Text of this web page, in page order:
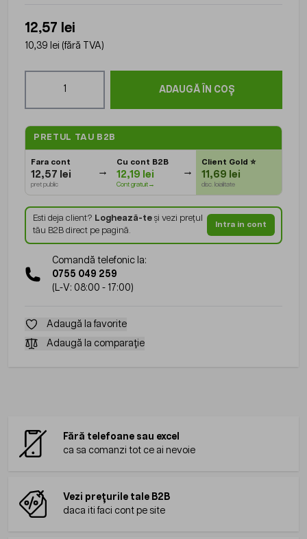
12,57 lei
10,39 lei (fără TVA)
ADAUGĂ ÎN COȘ
PRETUL TAU B2B
Fara cont
12,57 lei
pret public
Cu cont B2B
12,19 lei
Cont gratuit→
Client Gold⭐
11,69 lei
disc. loialitate
Esti deja client? Loghează-teși vezi prețul
tău B2B direct pe pagină.
Intra in cont
Comandă telefonic la:
0755 049 259
(L-V: 08:00 - 17:00)
Adaugă la favorite
Adaugă la comparație
Fără telefoane sau excel
ca sa comanzi tot ce ai nevoie
Vezi prețurile tale B2B
daca iti faci cont pe site